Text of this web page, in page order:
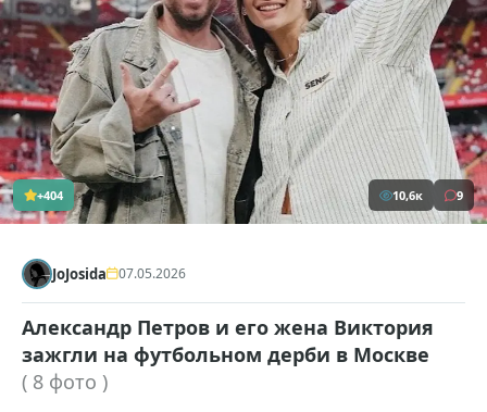
+404 10,6к 9
JoJosida 07.05.2026
Александр Петров и его жена Виктория
зажгли на футбольном дерби в Москве
( 8 фото )